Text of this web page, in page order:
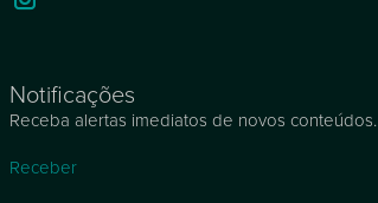
Notificações
Receba alertas imediatos de novos conteúdos.
Receber